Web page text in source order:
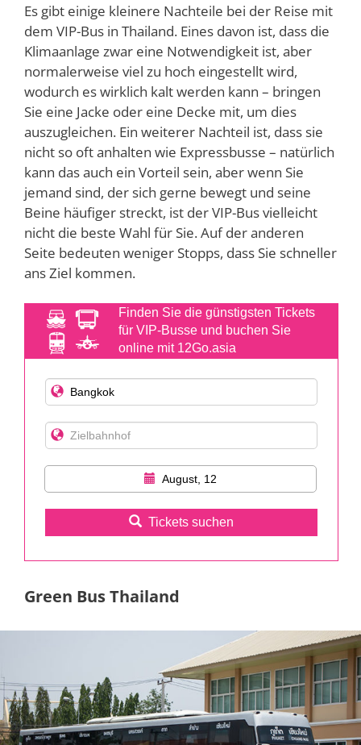
Es gibt einige kleinere Nachteile bei der Reise mit
dem VIP-Bus in Thailand. Eines davon ist, dass die
Klimaanlage zwar eine Notwendigkeit ist, aber
normalerweise viel zu hoch eingestellt wird,
wodurch es wirklich kalt werden kann – bringen
Sie eine Jacke oder eine Decke mit, um dies
auszugleichen. Ein weiterer Nachteil ist, dass sie
nicht so oft anhalten wie Expressbusse – natürlich
kann das auch ein Vorteil sein, aber wenn Sie
jemand sind, der sich gerne bewegt und seine
Beine häufiger streckt, ist der VIP-Bus vielleicht
nicht die beste Wahl für Sie. Auf der anderen
Seite bedeuten weniger Stopps, dass Sie schneller
ans Ziel kommen.
Finden Sie die günstigsten Tickets
für VIP-Busse und buchen Sie
online mit 12Go.asia
August, 12
Tickets suchen
Green Bus Thailand